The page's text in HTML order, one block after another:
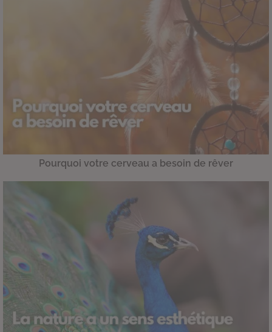
Pourquoi votre cerveau a besoin de rêver